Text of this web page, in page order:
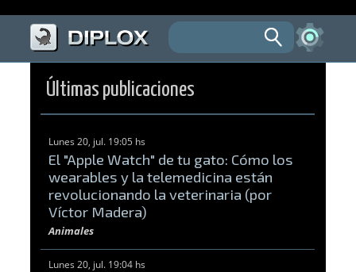
Últimas publicaciones
Lunes 20, jul. 19:05 hs
El "Apple Watch" de tu gato: Cómo los
wearables y la telemedicina están
revolucionando la veterinaria (por
Víctor Madera)
Animales
Lunes 20, jul. 19:04 hs